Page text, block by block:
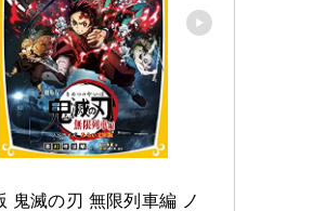
鬼滅の刃 無限列車編 ノ